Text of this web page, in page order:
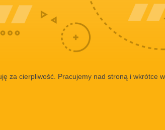
za cierpliwość. Pracujemy nad stroną i wkrótce